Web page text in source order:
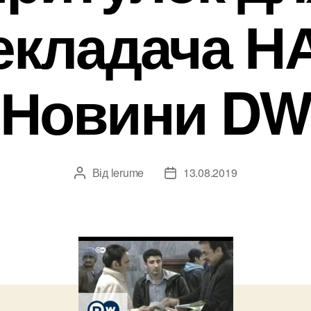
Новини DW
Автор
Від lerume
Дата13.08.2019